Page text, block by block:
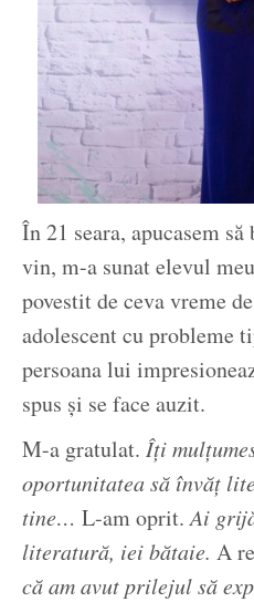
În 21 seara, apucasem să
vin, m-a sunat elevul
povestit de ceva vreme
adolescent cu probleme
persoana lui
spus și se face auzit.
M-a gratulat. Îți
oportunitatea să învăț
tine… L-am oprit.Ai
literatură, iei bătaie. A
că am avut prilejul să